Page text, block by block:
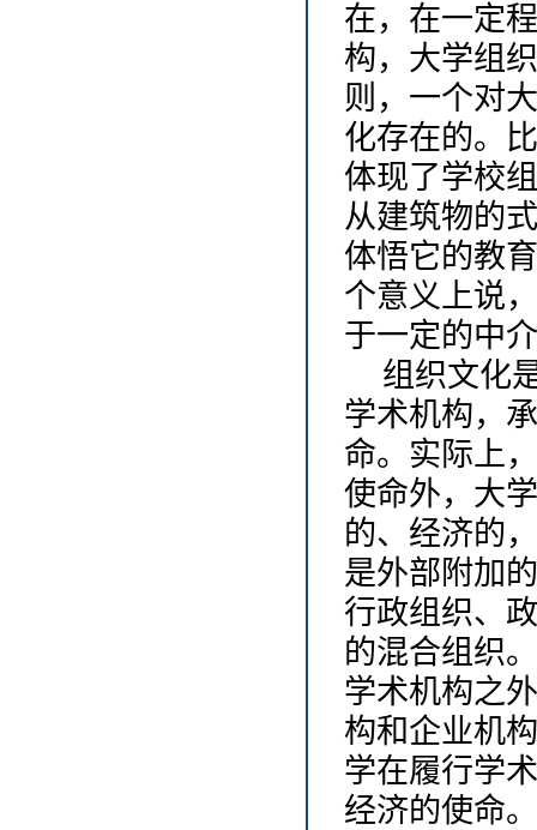
在，在一定
构，大学组
则，一个对
化存在的。
体现了学校
从建筑物的
体悟它的教
个意义上说
于一定的中
组织文化
学术机构，
命。实际上
使命外，大
的、经济的
是外部附加
行政组织、
的混合组织
学术机构之
构和企业机
学在履行学
经济的使命